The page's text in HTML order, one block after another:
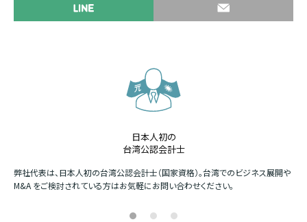
日本人初の
台湾公認会計士
弊社代表は、日本人初の台湾公認会計士（国家資格）。台湾でのビジネス展開や
M&A をご検討されている方はお気軽にお問い合わせください。